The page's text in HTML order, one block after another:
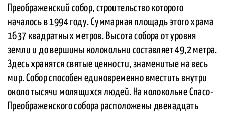
Преображенский собор, строительство которого
началось в 1994 году. Суммарная площадь этого храма
1637 квадратных метров. Высота собора от уровня
земли и до вершины колокольни составляет 49,2 метра.
Здесь хранятся святые ценности, знаменитые на весь
мир. Собор способен единовременно вместить внутри
около тысячи молящихся людей. На колокольне Спасо-
Преображенского собора расположены двенадцать